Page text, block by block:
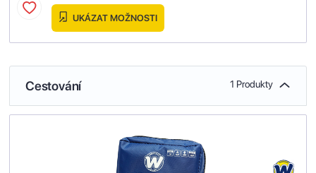
UKÁZAT MOŽNOSTI
Cestování 1 Produkty